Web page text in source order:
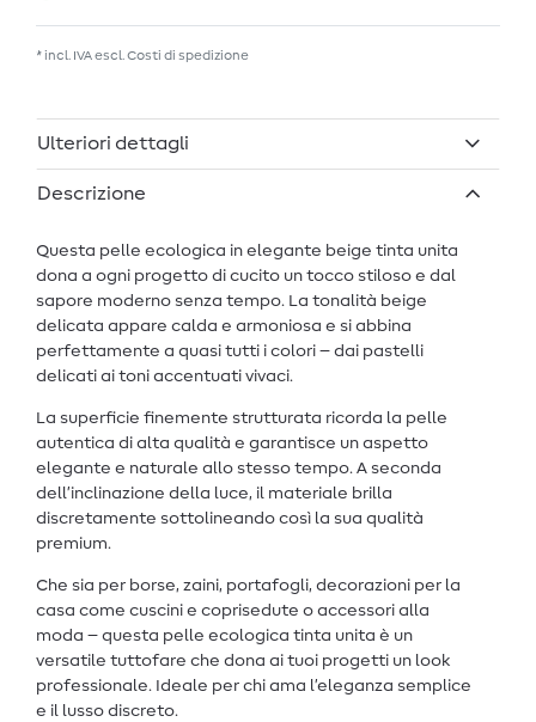
* incl. IVA escl. Costi di spedizione
Ulteriori dettagli
Descrizione
Questa pelle ecologica in elegante beige tinta unita
dona a ogni progetto di cucito un tocco stiloso e dal
sapore moderno senza tempo. La tonalità beige
delicata appare calda e armoniosa e si abbina
perfettamente a quasi tutti i colori – dai pastelli
delicati ai toni accentuati vivaci.
La superficie finemente strutturata ricorda la pelle
autentica di alta qualità e garantisce un aspetto
elegante e naturale allo stesso tempo. A seconda
dell’inclinazione della luce, il materiale brilla
discretamente sottolineando così la sua qualità
premium.
Che sia per borse, zaini, portafogli, decorazioni per la
casa come cuscini e coprisedute o accessori alla
moda – questa pelle ecologica tinta unita è un
versatile tuttofare che dona ai tuoi progetti un look
professionale. Ideale per chi ama l’eleganza semplice
e il lusso discreto.